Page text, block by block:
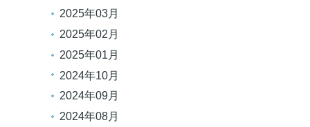
2025年03月
2025年02月
2025年01月
2024年10月
2024年09月
2024年08月